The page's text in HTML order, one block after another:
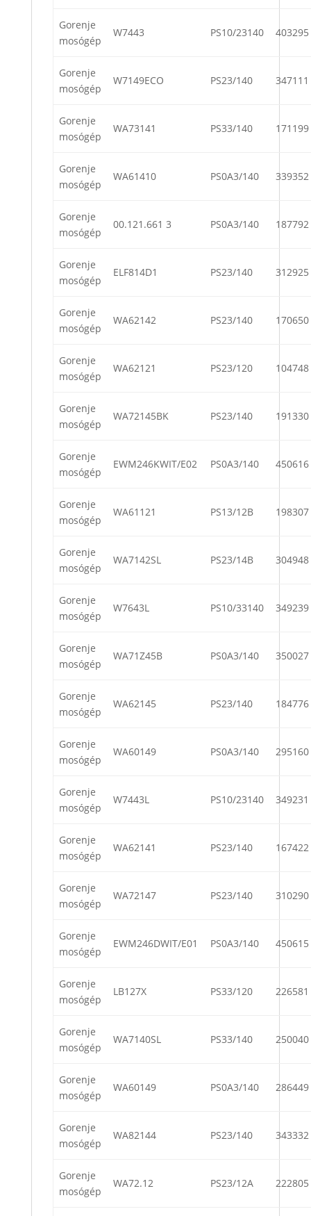
Gorenje
mosógép
W7443 PS10/23140 403295
Gorenje
mosógép
W7149ECO PS23/140 347111
Gorenje
mosógép
WA73141 PS33/140 171199
Gorenje
mosógép
WA61410 PS0A3/140 339352
Gorenje
mosógép
00.121.661 3 PS0A3/140 187792
Gorenje
mosógép
ELF814D1 PS23/140 312925
Gorenje
mosógép
WA62142 PS23/140 170650
Gorenje
mosógép
WA62121 PS23/120 104748
Gorenje
mosógép
WA72145BK PS23/140 191330
Gorenje
mosógép
EWM246KWIT/E02 PS0A3/140 450616
Gorenje
mosógép
WA61121 PS13/12B 198307
Gorenje
mosógép
WA7142SL PS23/14B 304948
Gorenje
mosógép
W7643L PS10/33140 349239
Gorenje
mosógép
WA71Z45B PS0A3/140 350027
Gorenje
mosógép
WA62145 PS23/140 184776
Gorenje
mosógép
WA60149 PS0A3/140 295160
Gorenje
mosógép
W7443L PS10/23140 349231
Gorenje
mosógép
WA62141 PS23/140 167422
Gorenje
mosógép
WA72147 PS23/140 310290
Gorenje
mosógép
EWM246DWIT/E01 PS0A3/140 450615
Gorenje
mosógép
LB127X PS33/120 226581
Gorenje
mosógép
WA7140SL PS33/140 250040
Gorenje
mosógép
WA60149 PS0A3/140 286449
Gorenje
mosógép
WA82144 PS23/140 343332
Gorenje
mosógép
WA72.12 PS23/12A 222805